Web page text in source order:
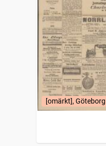
[omärkt], Göteborg